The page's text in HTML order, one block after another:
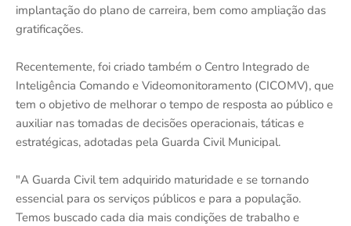
implantação do plano de carreira, bem como ampliação das
gratificações.
Recentemente, foi criado também o Centro Integrado de
Inteligência Comando e Videomonitoramento (CICOMV), que
tem o objetivo de melhorar o tempo de resposta ao público e
auxiliar nas tomadas de decisões operacionais, táticas e
estratégicas, adotadas pela Guarda Civil Municipal.
"A Guarda Civil tem adquirido maturidade e se tornando
essencial para os serviços públicos e para a população.
Temos buscado cada dia mais condições de trabalho e